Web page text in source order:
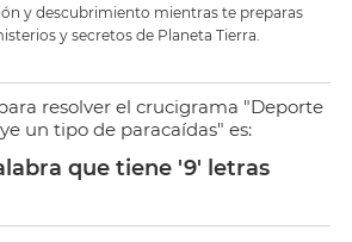
y descubrimiento mientras te preparas
y secretos de Planeta Tierra.
resolver el crucigrama "Deporte
un tipo de paracaídas" es:
que tiene '9' letras